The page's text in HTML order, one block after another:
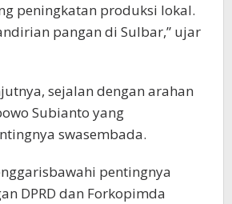
peningkatan produksi lokal.
pangan di Sulbar,” ujar
sejalan dengan arahan
Subianto yang
swasembada.
pentingnya
DPRD dan Forkopimda